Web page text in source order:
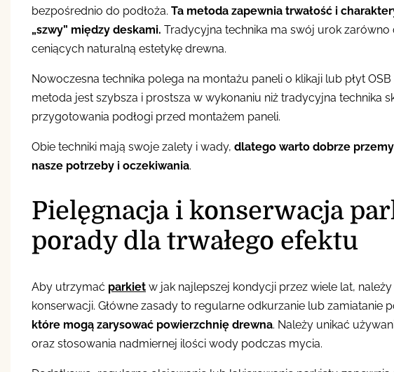
bezpośrednio do podłoża. Ta metoda zapewnia trwałość i
„szwy” między deskami. Tradycyjna technika ma swój urok
ceniących naturalną estetykę drewna.
Nowoczesna technika polega na montażu paneli o klikaji lub płyt OSB
metoda jest szybsza i prostsza w wykonaniu niż tradycyjna technika
przygotowania podłogi przed montażem paneli.
Obie techniki mają swoje zalety i wady, dlatego warto dobrze
nasze potrzeby i oczekiwania.
Pielęgnacja i konserwacja
porady dla trwałego efektu
Aby utrzymać parkiet w jak najlepszej kondycji przez wiele lat,
konserwacji. Główne zasady to regularne odkurzanie lub zamiatanie
które mogą zarysować powierzchnię drewna. Należy unikać
oraz stosowania nadmiernej ilości wody podczas mycia.